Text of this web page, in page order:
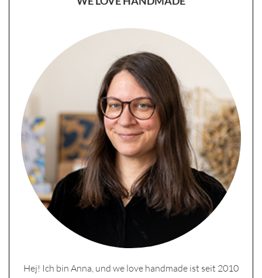
Hej! Ich bin Anna, und we love handmade ist seit 2010